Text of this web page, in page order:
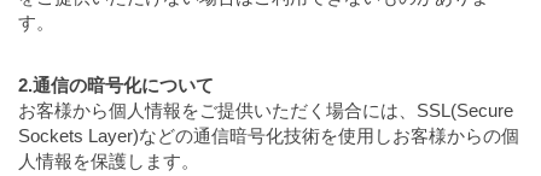
す。
2.通信の暗号化について
お客様から個人情報をご提供いただく場合には、SSL(Secure
Sockets Layer)などの通信暗号化技術を使用しお客様からの個
人情報を保護します。